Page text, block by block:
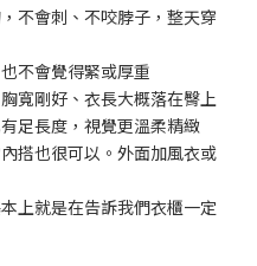
不會刺、不咬脖子，整天穿
不會覺得緊或厚重
寬剛好、衣長大概落在臀上
足長度，視覺更溫柔精緻
搭也很可以。外面加風衣或
上就是在告訴我們衣櫃一定